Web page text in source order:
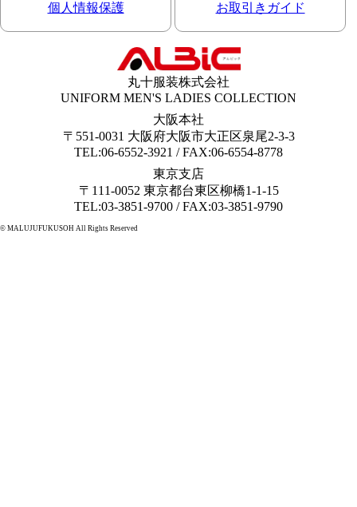
個人情報保護 お取引きガイド
丸十服装株式会社
UNIFORM MEN'S LADIES COLLECTION
大阪本社
〒551-0031 大阪府大阪市大正区泉尾2-3-3
TEL:06-6552-3921 / FAX:06-6554-8778
東京支店
〒111-0052 東京都台東区柳橋1-1-15
TEL:03-3851-9700 / FAX:03-3851-9790
© MALUJUFUKUSOH All Rights Reserved